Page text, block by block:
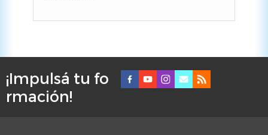
F
o
¡Impulsá tu fo
rmación!